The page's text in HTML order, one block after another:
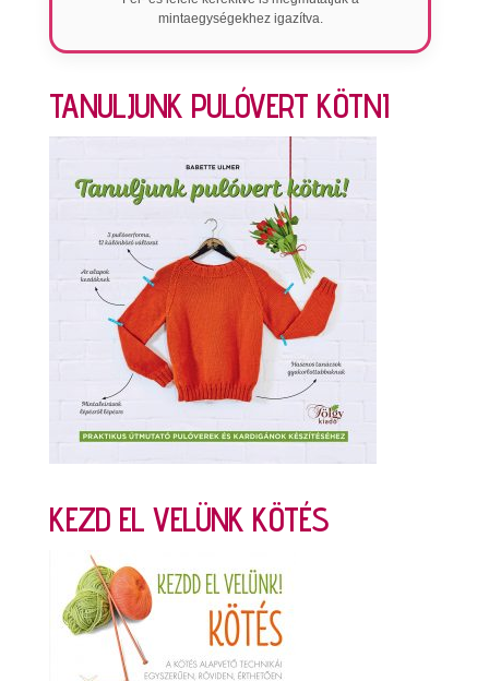
mintaegységekhez igazítva.
TANULJUNK PULÓVERT KÖTNI
KEZD EL VELÜNK KÖTÉS